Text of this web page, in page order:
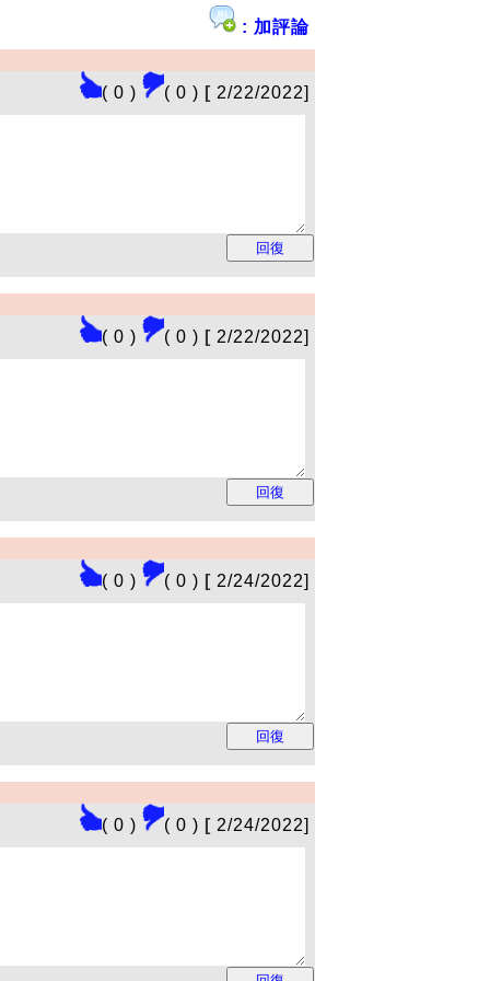
: 加評論
( 0 ) ( 0 ) [ 2/22/2022]
( 0 ) ( 0 ) [ 2/22/2022]
( 0 ) ( 0 ) [ 2/24/2022]
( 0 ) ( 0 ) [ 2/24/2022]